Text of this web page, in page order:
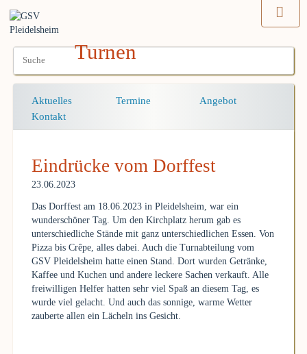
Turnen
Navigation
überspringen
Aktuelles Termine
Angebot
Kontakt
Eindrücke vom Dorffest
23.06.2023
Das Dorffest am 18.06.2023 in Pleidelsheim, war ein
wunderschöner Tag. Um den Kirchplatz herum gab es
unterschiedliche Stände mit ganz unterschiedlichen Essen. Von
Pizza bis Crêpe, alles dabei. Auch die Turnabteilung vom
GSV Pleidelsheim hatte einen Stand. Dort wurden Getränke,
Kaffee und Kuchen und andere leckere Sachen verkauft. Alle
freiwilligen Helfer hatten sehr viel Spaß an diesem Tag, es
wurde viel gelacht. Und auch das sonnige, warme Wetter
zauberte allen ein Lächeln ins Gesicht.